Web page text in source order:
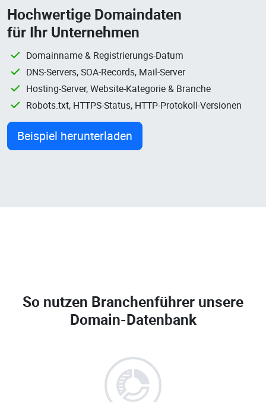
Hochwertige Domaindaten
für Ihr Unternehmen
Domainname & Registrierungs-Datum
DNS-Servers, SOA-Records, Mail-Server
Hosting-Server, Website-Kategorie & Branche
Robots.txt, HTTPS-Status, HTTP-Protokoll-Versionen
Beispiel herunterladen
So nutzen Branchenführer unsere
Domain-Datenbank